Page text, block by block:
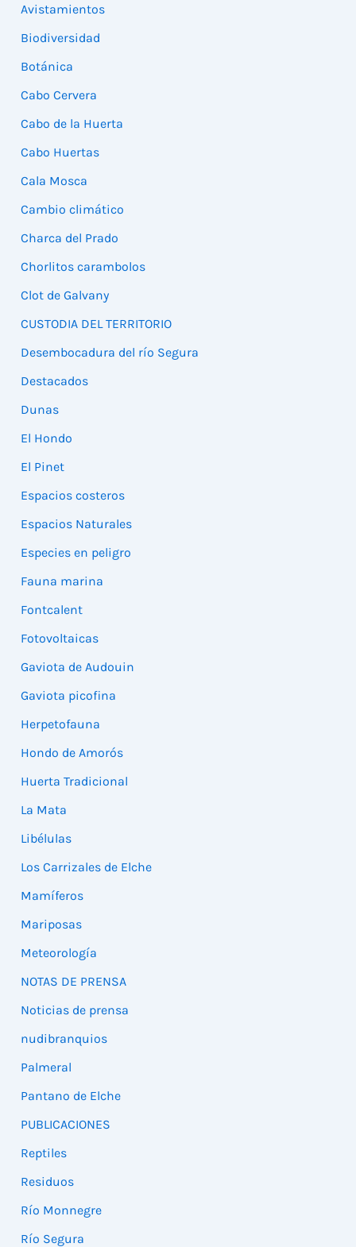
Avistamientos
Biodiversidad
Botánica
Cabo Cervera
Cabo de la Huerta
Cabo Huertas
Cala Mosca
Cambio climático
Charca del Prado
Chorlitos carambolos
Clot de Galvany
CUSTODIA DEL TERRITORIO
Desembocadura del río Segura
Destacados
Dunas
El Hondo
El Pinet
Espacios costeros
Espacios Naturales
Especies en peligro
Fauna marina
Fontcalent
Fotovoltaicas
Gaviota de Audouin
Gaviota picofina
Herpetofauna
Hondo de Amorós
Huerta Tradicional
La Mata
Libélulas
Los Carrizales de Elche
Mamíferos
Mariposas
Meteorología
NOTAS DE PRENSA
Noticias de prensa
nudibranquios
Palmeral
Pantano de Elche
PUBLICACIONES
Reptiles
Residuos
Río Monnegre
Río Segura